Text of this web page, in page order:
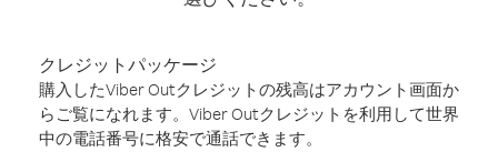
クレジットパッケージ
購入したViber Outクレジットの残高はアカウント画面か
らご覧になれます。Viber Outクレジットを利用して世界
中の電話番号に格安で通話できます。